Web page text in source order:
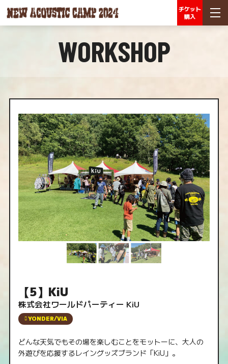
チケット
購入
WORKSHOP
【5】KiU
株式会社ワールドパーティー KiU
YONDER/VIA
どんな天気でもその場を楽しむことをモットーに、大人の
外遊びを応援するレイングッズブランド「KiU」。